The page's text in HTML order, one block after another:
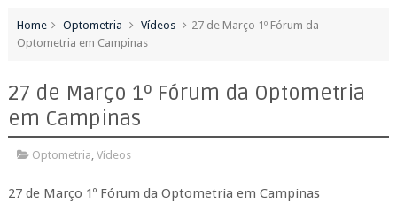
Home Optometria Vídeos
27 de Março 1º Fórum da
Optometria em Campinas
27 de Março 1º Fórum da Optometria
em Campinas
Optometria, Vídeos
27 de Março 1º Fórum da Optometria em Campinas